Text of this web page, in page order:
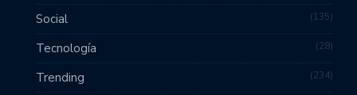
Social 135
Tecnología 28
Trending 234